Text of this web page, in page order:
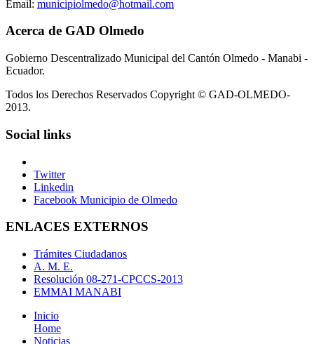
Email: municipiolmedo@hotmail.com
Acerca de GAD Olmedo
Gobierno Descentralizado Municipal del Cantón Olmedo - Manabi -
Ecuador.
Todos los Derechos Reservados Copyright © GAD-OLMEDO-
2013.
Social links
Twitter
Linkedin
Facebook Municipio de Olmedo
ENLACES EXTERNOS
Trámites Ciudadanos
A. M. E.
Resolución 08-271-CPCCS-2013
EMMAI MANABI
Inicio
Home
Noticias